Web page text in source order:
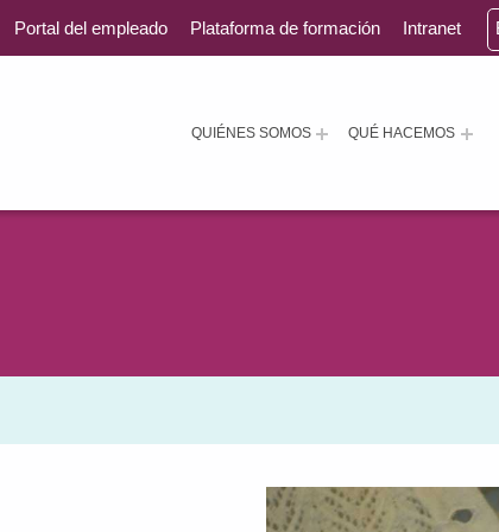
QUIÉNES SOMOS QUÉ HACEMOS
Portal del empleado Plataforma de formación Intranet